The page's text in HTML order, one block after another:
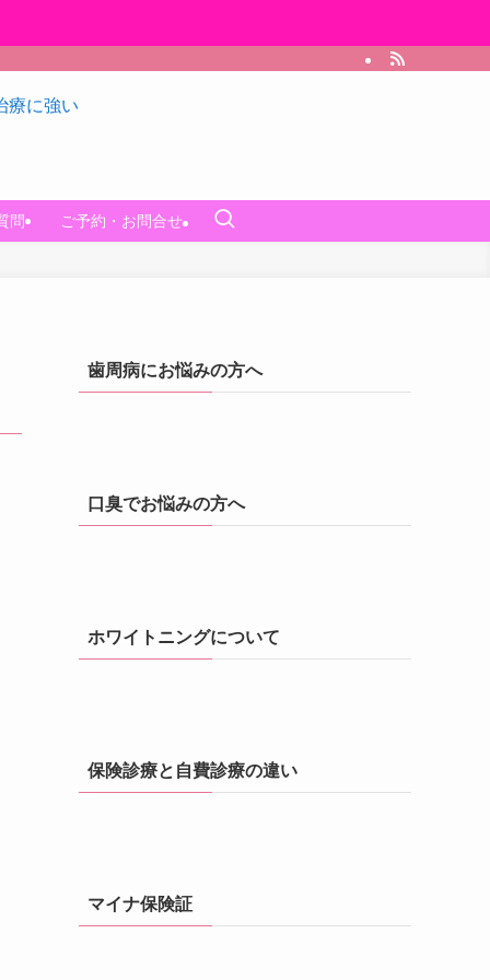
問 ご予約・お問合せ
歯周病にお悩みの方へ
口臭でお悩みの方へ
ホワイトニングについて
保険診療と自費診療の違い
マイナ保険証